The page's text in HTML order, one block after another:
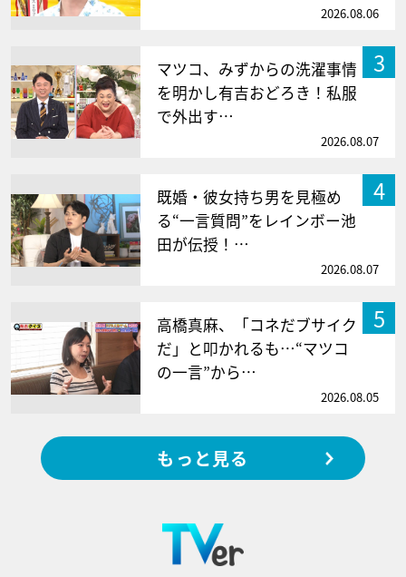
2026.08.06
3
マツコ、みずからの洗濯事情
を明かし有吉おどろき！私服
で外出す…
2026.08.07
4
既婚・彼女持ち男を見極め
る“一言質問”をレインボー池
田が伝授！…
2026.08.07
5
高橋真麻、「コネだブサイク
だ」と叩かれるも…“マツコ
の一言”から…
2026.08.05
もっと見る